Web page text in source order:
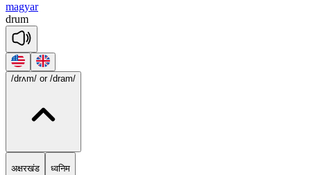
magyar
drum
/drʌm/ or /dram/
अक्षरखंड ध्वनिम